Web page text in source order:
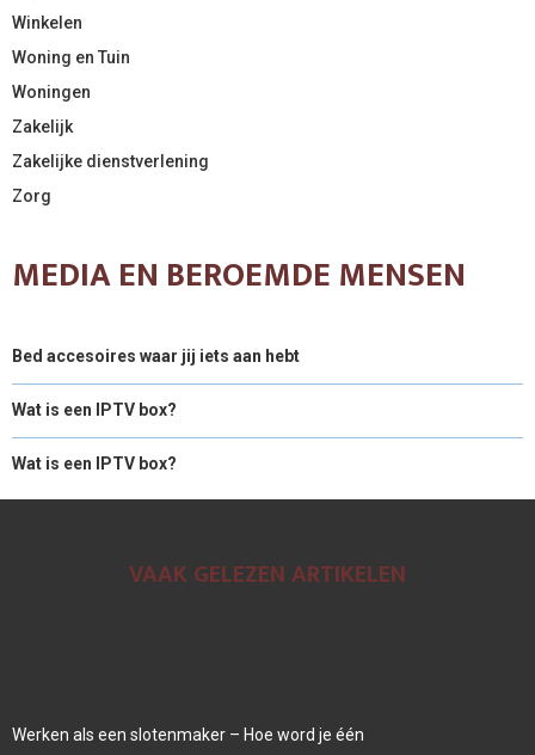
Winkelen
Woning en Tuin
Woningen
Zakelijk
Zakelijke dienstverlening
Zorg
MEDIA EN BEROEMDE MENSEN
Bed accesoires waar jij iets aan hebt
Wat is een IPTV box?
Wat is een IPTV box?
VAAK GELEZEN ARTIKELEN
Werken als een slotenmaker – Hoe word je één